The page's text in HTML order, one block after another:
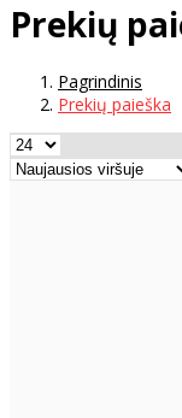
Prekių
Pagrindinis
Prekių paieška